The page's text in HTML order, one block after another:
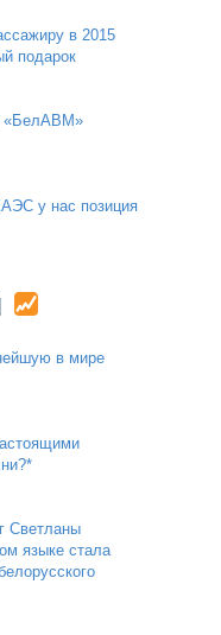
в 2015
подарок
«БелАВМ»
у нас позиция
в мире
Светланы
языке стала